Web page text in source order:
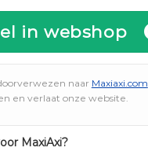
in webshop
naar Maxiaxi.com
en verlaat onze website.
MaxiAxi?